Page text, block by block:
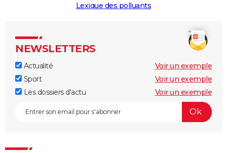
Lexique des polluants
NEWSLETTERS
Actualité
Voir un exemple
Sport
Voir un exemple
Les dossiers d'actu
Voir un exemple